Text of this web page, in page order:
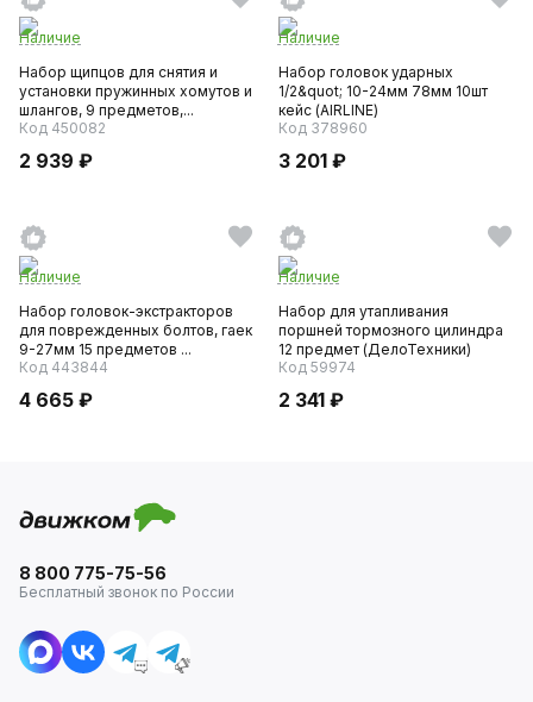
Наличие
Набор щипцов для снятия и
установки пружинных хомутов и
шлангов, 9 предметов,...
Код 450082
2 939 ₽
Наличие
Набор головок ударных
1/2&quot; 10-24мм 78мм 10шт
кейс (AIRLINE)
Код 378960
3 201 ₽
Наличие
Набор головок-экстракторов
для поврежденных болтов, гаек
9-27мм 15 предметов ...
Код 443844
4 665 ₽
Наличие
Набор для утапливания
поршней тормозного цилиндра
12 предмет (ДелоТехники)
Код 59974
2 341 ₽
8 800 775-75-56
Бесплатный звонок по России